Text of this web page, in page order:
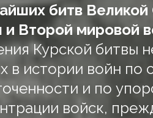
битв
и Второй мировой
Курской битвы
в истории войн по
и по
войск,